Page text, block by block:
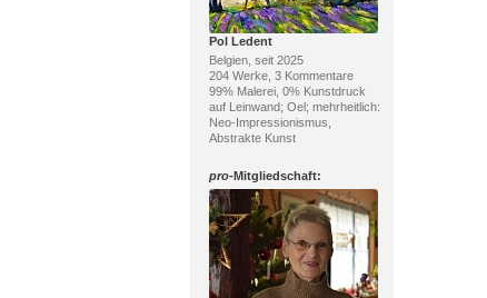
Pol Ledent
Belgien, seit 2025
204 Werke, 3 Kommentare
99% Malerei, 0% Kunstdruck
auf Leinwand; Oel; mehrheitlich:
Neo-Impressionismus,
Abstrakte Kunst
pro-Mitgliedschaft: